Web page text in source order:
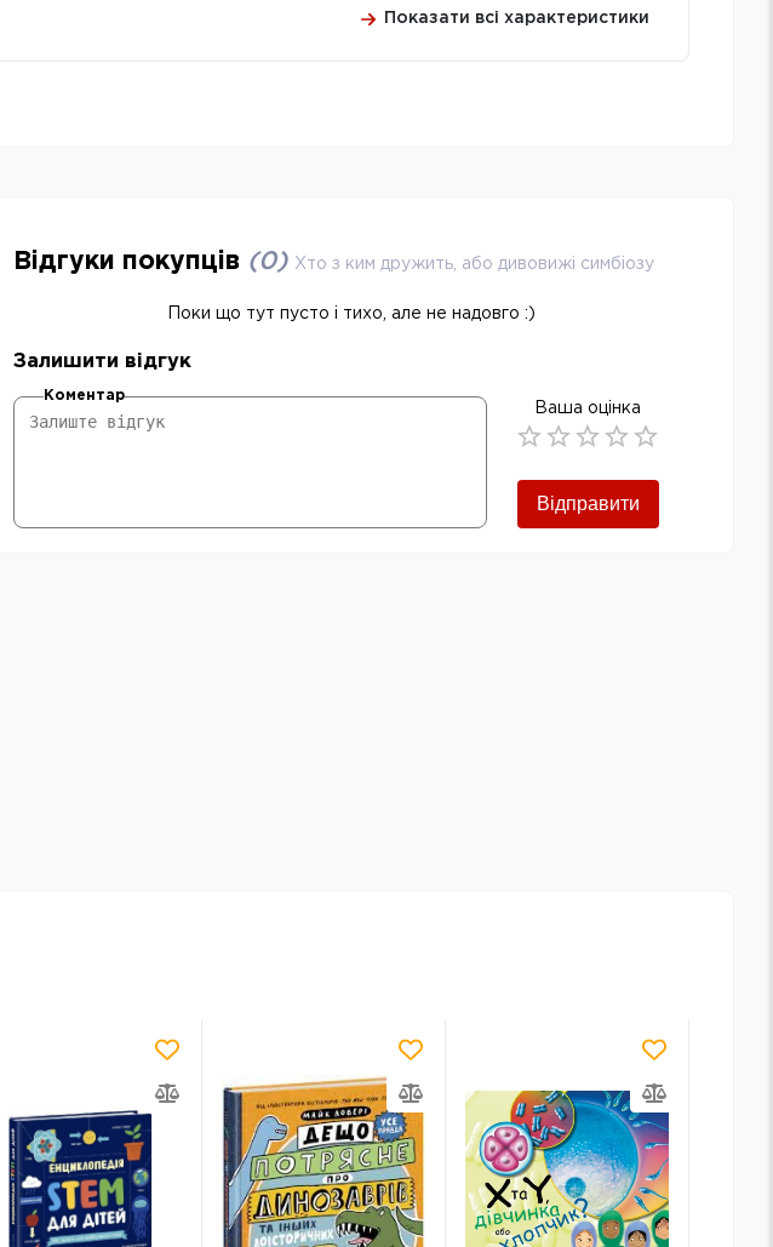
Показати всі характеристики
Відгуки покупців (0) Хто з ким дружить, або дивовижі симбіозу
Поки що тут пусто і тихо, але не надовго :)
Залишити відгук
Коментар
Ваша оцінка
Відправити